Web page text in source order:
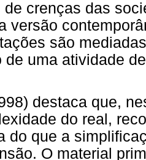
de crenças das
versão
são
de uma atividade
destaca que,
do real,
do que a
O material